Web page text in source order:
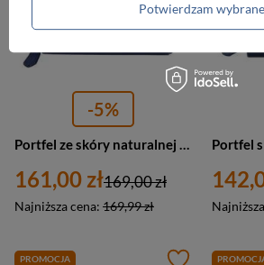
-5%
Portfel ze skóry naturalnej damski Barberini's WB-009-4 na zamek granatowy
161,00 zł
Najniższa cena: 169,99 zł
169,00 zł
PROMOCJA
Potwierdzam wybrane